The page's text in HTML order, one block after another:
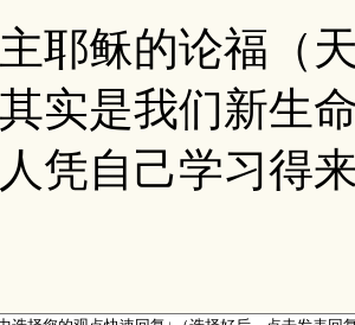
耶稣的论福（
实是我们新生
凭自己学习得